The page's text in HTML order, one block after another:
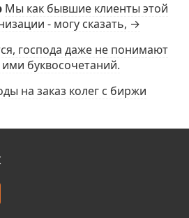
Мы как бывшие клиенты этой
- могу сказать, →
господа даже не понимают
буквосочетаний.
на заказ колег с биржи
F